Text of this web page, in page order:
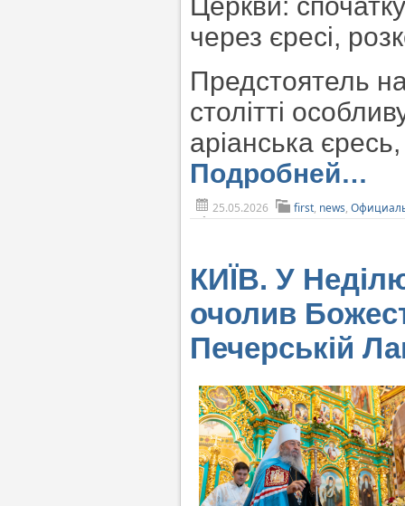
через єресі,
Предстоятель
столітті
аріанська
Подробней…
25.05.2026 first, news,
КИЇВ. У
очолив
Печерській